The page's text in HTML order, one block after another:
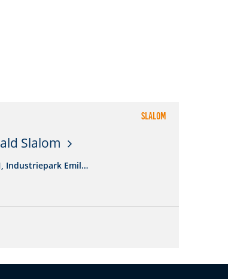
Slalom
Slalom
Industriepark Emil…